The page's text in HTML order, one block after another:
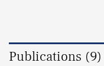
Publications (9)